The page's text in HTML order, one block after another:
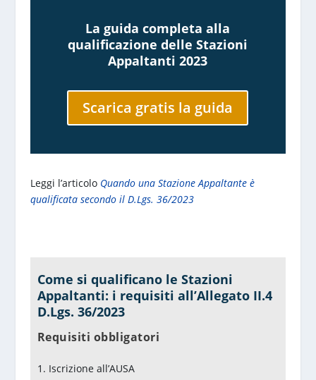
La guida completa alla
qualificazione delle Stazioni
Appaltanti 2023
Scarica gratis la guida
Leggi l’articolo Quando una Stazione Appaltante è
qualificata secondo il D.Lgs. 36/2023
Come si qualificano le Stazioni
Appaltanti: i requisiti all’Allegato II.4
D.Lgs. 36/2023
Requisiti obbligatori
Iscrizione all’AUSA